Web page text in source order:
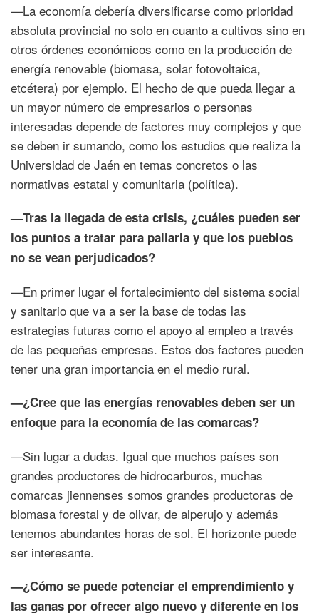
—La economía debería diversificarse como prioridad
absoluta provincial no solo en cuanto a cultivos sino en
otros órdenes económicos como en la producción de
energía renovable (biomasa, solar fotovoltaica,
etcétera) por ejemplo. El hecho de que pueda llegar a
un mayor número de empresarios o personas
interesadas depende de factores muy complejos y que
se deben ir sumando, como los estudios que realiza la
Universidad de Jaén en temas concretos o las
normativas estatal y comunitaria (política).
—Tras la llegada de esta crisis, ¿cuáles pueden ser
los puntos a tratar para paliarla y que los pueblos
no se vean perjudicados?
—En primer lugar el fortalecimiento del sistema social
y sanitario que va a ser la base de todas las
estrategias futuras como el apoyo al empleo a través
de las pequeñas empresas. Estos dos factores pueden
tener una gran importancia en el medio rural.
—¿Cree que las energías renovables deben ser un
enfoque para la economía de las comarcas?
—Sin lugar a dudas. Igual que muchos países son
grandes productores de hidrocarburos, muchas
comarcas jiennenses somos grandes productoras de
biomasa forestal y de olivar, de alperujo y además
tenemos abundantes horas de sol. El horizonte puede
ser interesante.
—¿Cómo se puede potenciar el emprendimiento y
las ganas por ofrecer algo nuevo y diferente en los